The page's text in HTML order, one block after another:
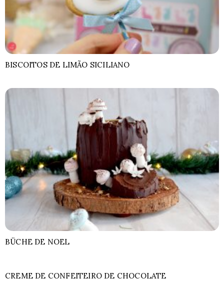
BISCOITOS DE LIMÃO SICILIANO
BÜCHE DE NOEL
CREME DE CONFEITEIRO DE CHOCOLATE